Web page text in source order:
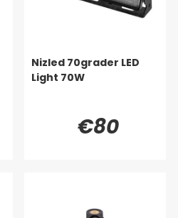
Nizled 70grader LED
Light 70W
€80